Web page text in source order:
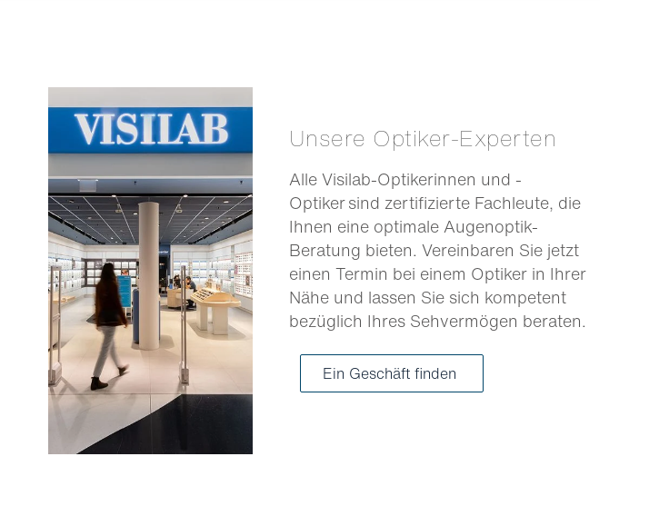
Unsere Optiker-Experten
Alle Visilab-Optikerinnen und -
Optiker sind zertifizierte Fachleute, die
Ihnen eine optimale Augenoptik-
Beratung bieten. Vereinbaren Sie jetzt
einen Termin bei einem Optiker in Ihrer
Nähe und lassen Sie sich kompetent
bezüglich Ihres Sehvermögen beraten.
Ein Geschäft finden